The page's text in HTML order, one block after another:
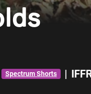
Spectrum Shorts |